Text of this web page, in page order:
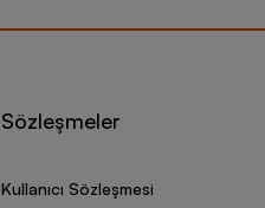
Sözleşmeler
Kullanıcı Sözleşmesi